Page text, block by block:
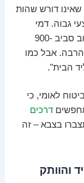
דורש שהות
גבוה. דמי
הקיום שלהם הם הנמוכים ביותר, לרוב סביב 900-
הרבה. אבל כמו
הבית".
לאומי, כי
דרכים
בצבא – זה
והוותק